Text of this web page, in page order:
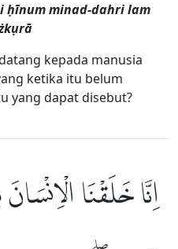
ḥīnum minad-dahri lam
kepada manusia
ketika itu belum
yang dapat disebut?
اِنَّا خَلَقْنَا